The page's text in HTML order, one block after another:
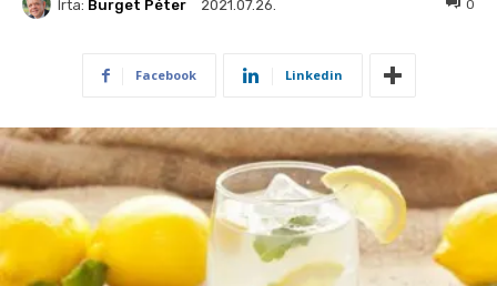
Írta: Burget Péter 2021.07.26. 0
Facebook Linkedin